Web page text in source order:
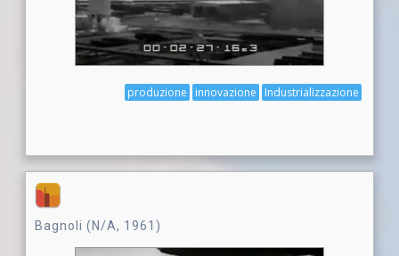
Industrializzazione
innovazione
produzione
Bagnoli (N/A, 1961)